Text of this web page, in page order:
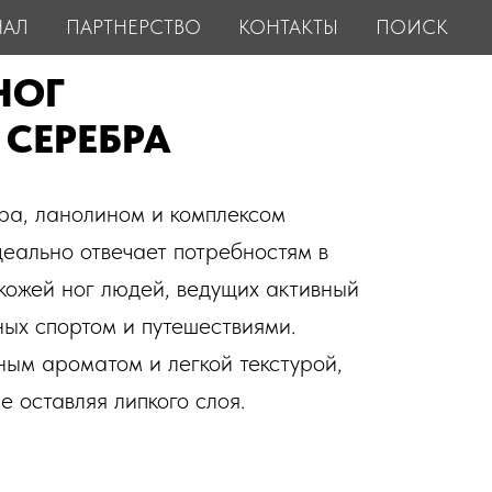
ПАРТНЕРСТВО КОНТАКТЫ ПОИСК
ланолином и комплексом
отвечает потребностям в
ног людей, ведущих активный
спортом и путешествиями.
ароматом и легкой текстурой,
оставляя липкого слоя.